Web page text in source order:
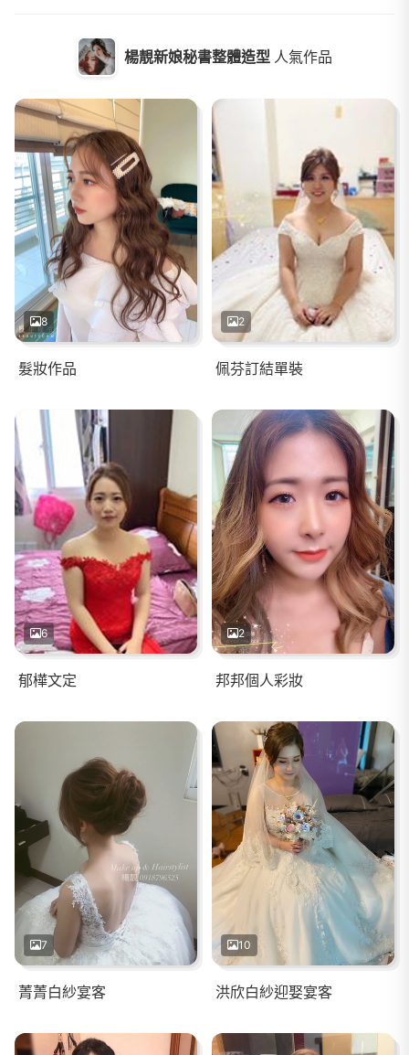
楊靚新娘秘書整體造型 人氣作品
8
髮妝作品
2
佩芬訂結單裝
6
郁樺文定
2
邦邦個人彩妝
7
菁菁白紗宴客
10
洪欣白紗迎娶宴客